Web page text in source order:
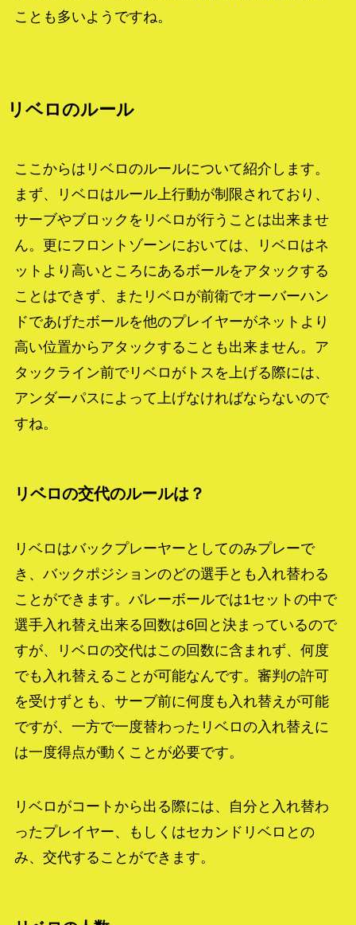
ことも多いようですね。
リベロのルール
ここからはリベロのルールについて紹介します。
まず、リベロはルール上行動が制限されており、
サーブやブロックをリベロが行うことは出来ませ
ん。更にフロントゾーンにおいては、リベロはネ
ットより高いところにあるボールをアタックする
ことはできず、またリベロが前衛でオーバーハン
ドであげたボールを他のプレイヤーがネットより
高い位置からアタックすることも出来ません。ア
タックライン前でリベロがトスを上げる際には、
アンダーパスによって上げなければならないので
すね。
リベロの交代のルールは？
リベロはバックプレーヤーとしてのみプレーで
き、バックポジションのどの選手とも入れ替わる
ことができます。バレーボールでは1セットの中で
選手入れ替え出来る回数は6回と決まっているので
すが、リベロの交代はこの回数に含まれず、何度
でも入れ替えることが可能なんです。審判の許可
を受けずとも、サーブ前に何度も入れ替えが可能
ですが、一方で一度替わったリベロの入れ替えに
は一度得点が動くことが必要です。
リベロがコートから出る際には、自分と入れ替わ
ったプレイヤー、もしくはセカンドリベロとの
み、交代することができます。